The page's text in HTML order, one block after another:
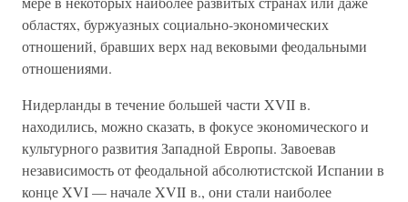
областях, буржуазных социально-экономических
отношений, бравших верх над вековыми феодальными
отношениями.
Нидерланды в течение большей части XVII в.
находились, можно сказать, в фокусе экономического и
культурного развития Западной Европы. Завоевав
независимость от феодальной абсолютистской Испании в
конце XVI — начале XVII в., они стали наиболее